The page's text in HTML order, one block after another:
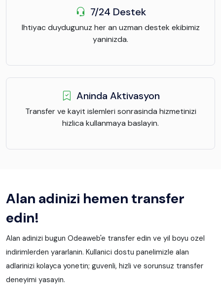
7/24 Destek
Ihtiyac duydugunuz her an uzman destek ekibimiz
yaninizda.
Aninda Aktivasyon
Transfer ve kayit islemleri sonrasinda hizmetinizi
hizlica kullanmaya baslayin.
Alan adinizi hemen transfer
edin!
Alan adinizi bugun Odeaweb'e transfer edin ve yil boyu ozel
indirimlerden yararlanin. Kullanici dostu panelimizle alan
adlarinizi kolayca yonetin; guvenli, hizli ve sorunsuz transfer
deneyimi yasayin.